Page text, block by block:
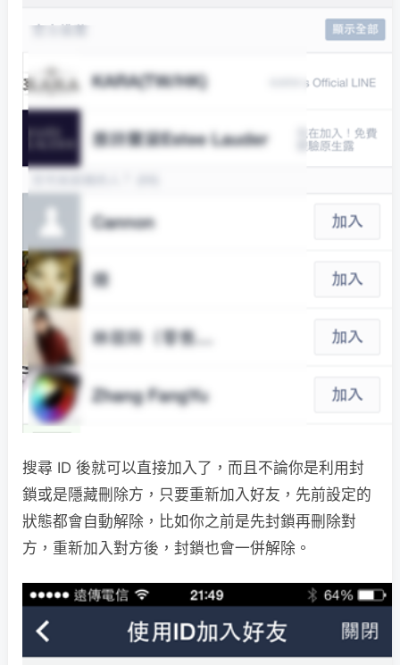
搜尋 ID 後就可以直接加入了，而且不論你是利用封
鎖或是隱藏刪除方，只要重新加入好友，先前設定的
狀態都會自動解除，比如你之前是先封鎖再刪除對
方，重新加入對方後，封鎖也會一併解除。